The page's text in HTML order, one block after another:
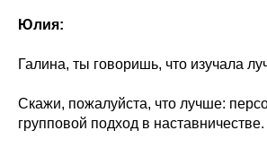
Юлия:
Галина, ты говоришь, что изучала
Скажи, пожалуйста, что лучше:
групповой подход в наставничестве.